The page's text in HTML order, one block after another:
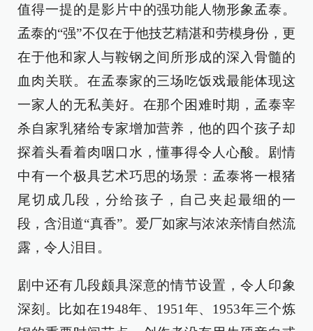
值得一提的是影片中的强功能人物形象孟泰。
孟泰的“强”不仅在于他技艺精湛和劳模身份，更
在于他和家人与鞍钢之间所形成的深入骨髓的
血肉关联。在孟泰家的三场吃饭戏最能体现这
一家人的无私美好。在那个困难时期，孟泰宰
杀自家乳猪给专家增加营养，他的四个孩子却
探着头看着肉咽口水，懂事得令人心酸。剧情
中有一个极具艺术巧思的场景：孟泰将一根猪
尾切成几段，分给孩子，自己夹起最细的一
段，含泪道“真香”。爱厂如家与浓浓亲情自然流
露，令人泪目。
剧中还有几段颇具深意的情节设置，令人印象
深刻。比如在1948年、1951年、1953年三个炼